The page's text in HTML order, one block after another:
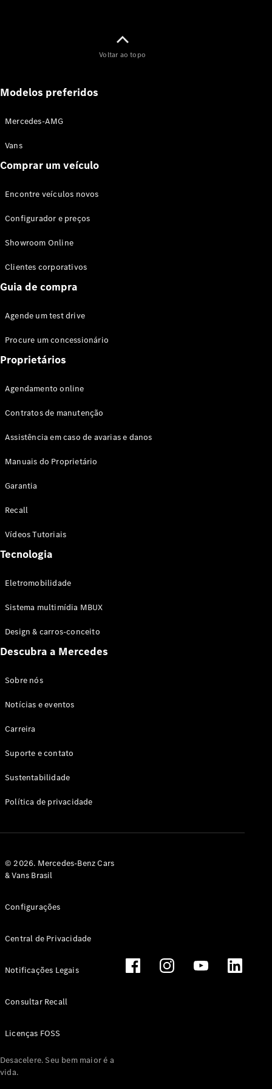
Voltar ao topo
Modelos preferidos
Mercedes-AMG
Vans
Comprar um veículo
Encontre veículos novos
Configurador e preços
Showroom Online
Clientes corporativos
Guia de compra
Agende um test drive
Procure um concessionário
Proprietários
Agendamento online
Contratos de manutenção
Assistência em caso de avarias e danos
Manuais do Proprietário
Garantia
Recall
Vídeos Tutoriais
Tecnologia
Eletromobilidade
Sistema multimídia MBUX
Design & carros-conceito
Descubra a Mercedes
Sobre nós
Notícias e eventos
Carreira
Suporte e contato
Sustentabilidade
Política de privacidade
© 2026. Mercedes-Benz Cars
& Vans Brasil
Configurações
Central de Privacidade
Notificações Legais
Consultar Recall
Licenças FOSS
Desacelere. Seu bem maior é a
vida.